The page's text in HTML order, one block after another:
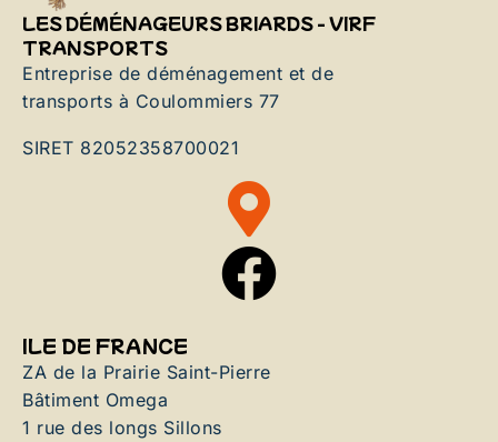
LES DÉMÉNAGEURS BRIARDS - VIRF
TRANSPORTS
Entreprise de déménagement et de
transports à Coulommiers 77
SIRET 82052358700021
ILE DE FRANCE
ZA de la Prairie Saint-Pierre
Bâtiment Omega
1 rue des longs Sillons